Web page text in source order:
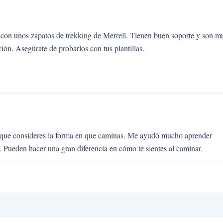
unos zapatos de trekking de Merrell. Tienen buen soporte y son
Asegúrate de probarlos con tus plantillas.
consideres la forma en que caminas. Me ayudó mucho aprender
hacer una gran diferencia en cómo te sientes al caminar.